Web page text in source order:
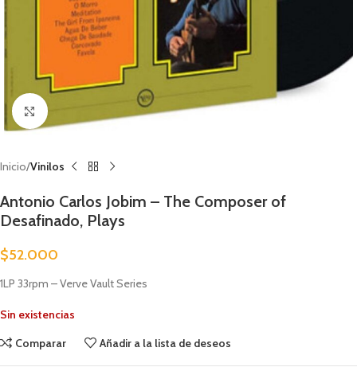
Clic para ampliar
Inicio Vinilos
Antonio Carlos Jobim – The Composer of
Desafinado, Plays
$52.000
1LP 33rpm – Verve Vault Series
Sin existencias
Comparar
Añadir a la lista de deseos